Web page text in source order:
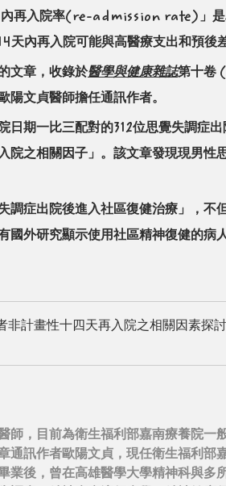
內再入院率(re-admission rate)」是
天內再入院可能與高醫療支出和預後
文章，收錄於醫學與健康雜誌第十卷
陽文貞醫師擔任通訊作者。
日期一比三配對的312位思覺失調症
院之相關因子」。該文章發現現男
調症出院後進入社區復健治療」，不
國外研究顯示使用社區精神復健的病
非計畫性十四天再入院之相關因素探
師，目前為衛生福利部嘉南療養院一
通訊作者歐陽文貞，現任衛生福利
業後，曾在高雄醫學大學精神科與